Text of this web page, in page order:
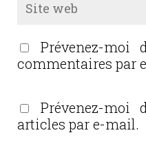
Prévenez-moi
commentaires par
Prévenez-moi
articles par e-mail.